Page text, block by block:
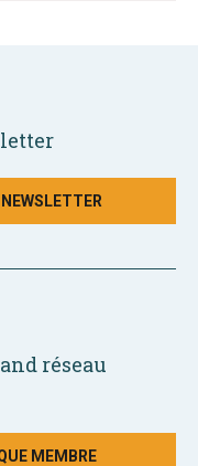
réseau
MEMBRE